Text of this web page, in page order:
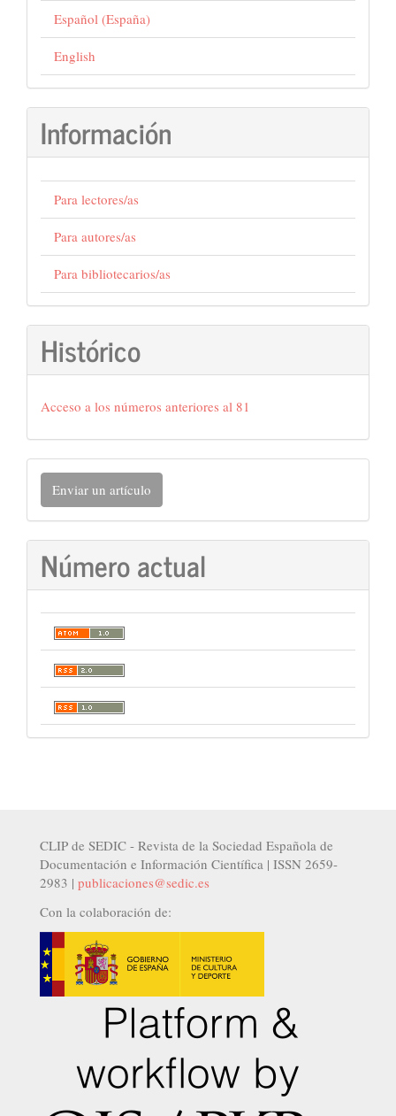
Español (España)
English
Información
Para lectores/as
Para autores/as
Para bibliotecarios/as
Histórico
Acceso a los números anteriores al 81
Enviar
un
artículo
Enviar un artículo
Número actual
CLIP de SEDIC - Revista de la Sociedad Española de
Documentación e Información Científica | ISSN 2659-
2983 | publicaciones@sedic.es
Con la colaboración de: